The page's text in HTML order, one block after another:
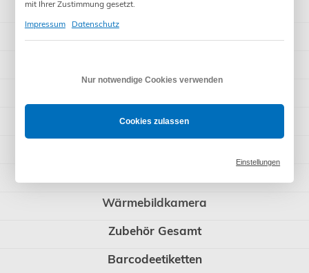
IT - Installationstester
PV - Photovoltaik-Tester
Duspol und Tester
Wärmebildkamera
Zubehör Gesamt
Barcodeetiketten
mit Ihrer Zustimmung gesetzt.
Impressum
Datenschutz
Nur notwendige Cookies verwenden
Cookies zulassen
Einstellungen